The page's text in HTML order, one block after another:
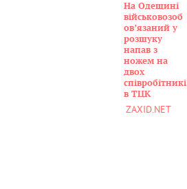
На Одещині
військовозоб
овʼязаний у
розшуку
напав з
ножем на
двох
співробітникі
в ТЦК
ZAXID.NET